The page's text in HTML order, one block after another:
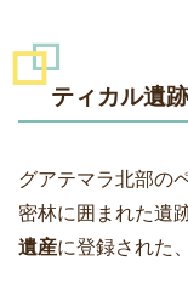
ティカル遺
グアテマラ北部の
密林に囲まれた遺
遺産に登録された